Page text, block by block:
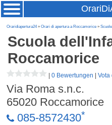
Oraridiapertura24»Orari di apertura a Roccamorice »
Scuola
Roccamorice
|0 Bewertungen |Vota
Via Roma s.n.c.
65020 Roccamorice
085-8572430*